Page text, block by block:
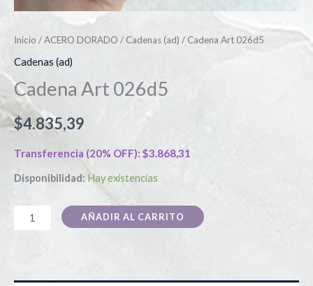
Inicio /ACERO DORADO / Cadenas (ad) / Cadena Art 026d5
Cadenas (ad)
Cadena Art 026d5
$4.835,39
Transferencia (20% OFF): $3.868,31
Disponibilidad: Hay existencias
AÑADIR AL CARRITO